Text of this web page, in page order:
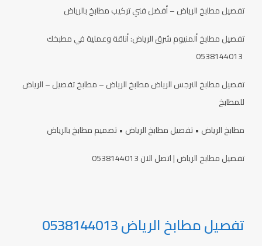
تفصيل مطابخ الرياض – أفضل فني تركيب مطابخ بالرياض
تفصيل مطابخ ألمنيوم شرق الرياض: أناقة وعملية في مطبخك
تفصيل مطابخ النرجس الرياض مطابخ الرياض – مطابخ تفصيل – الرياض
للمطابخ
مطابخ الرياض • تفصيل مطابخ الرياض • تصميم مطابخ بالرياض
تفصيل مطابخ الرياض | اتصل الان 0538144013
تفصيل مطابخ الرياض 0538144013